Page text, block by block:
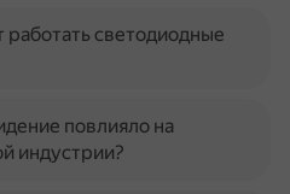
светодиодные
повлияло на
индустрии?